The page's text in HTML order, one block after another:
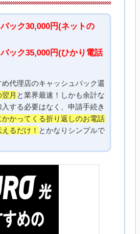
ック30,000円(ネットの
ック35,000円(ひかり電話
代理店のキャッシュバック還
月 と業界最速！しかも余計な
する必要はなく、申請手続き
かってくる折り返しのお電話
るだけ！ とかなりシンプルで